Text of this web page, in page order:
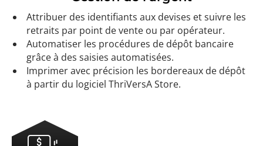
Attribuer des identifiants aux devises et suivre les
retraits par point de vente ou par opérateur.
Automatiser les procédures de dépôt bancaire
grâce à des saisies automatisées.
Imprimer avec précision les bordereaux de dépôt
à partir du logiciel ThriVersA Store.